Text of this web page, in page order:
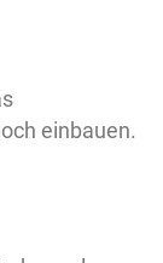
einbauen.